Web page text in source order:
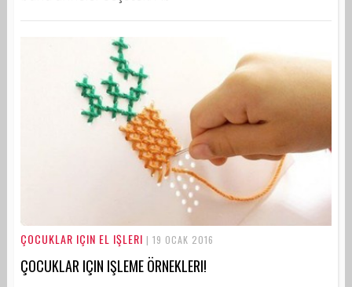
ÇOCUKLAR IÇIN EL IŞLERI | 19 OCAK 2016
ÇOCUKLAR IÇIN IŞLEME ÖRNEKLERI!